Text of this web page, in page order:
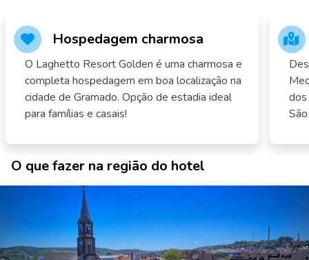
Hospedagem charmosa
O Laghetto Resort Golden é uma charmosa e
completa hospedagem em boa localização na
cidade de Gramado. Opção de estadia ideal
para famílias e casais!
dos
O que fazer na região do hotel